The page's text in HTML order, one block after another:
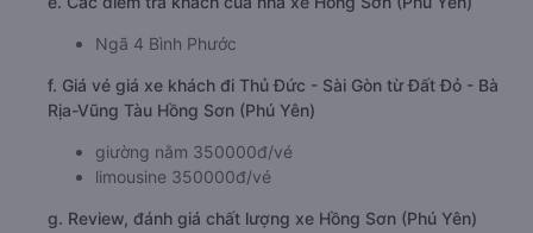
Ngã 4 Bình Phước
f. Giá vé giá xe khách đi Thủ Đức - Sài Gòn từ Đất Đỏ - Bà
Rịa-Vũng Tàu Hồng Sơn (Phú Yên)
giường nằm 350000đ/vé
limousine 350000đ/vé
g. Review, đánh giá chất lượng xe Hồng Sơn (Phú Yên)